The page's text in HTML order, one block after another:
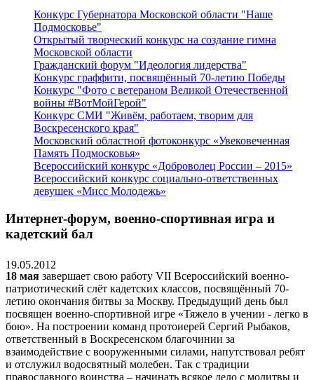
Конкурс Губернатора Московской области "Наше
Подмосковье"
Открытый творческий конкурс на создание гимна
Московской области
Гражданский форум "Идеология лидерства"
Конкурс граффити, посвящённый 70-летию Победы
Конкурс "Фото с ветераном Великой Отечественной
войны #ВотМойГерой"
Конкурс СМИ "Живём, работаем, творим для
Воскресенского края"
Московский областной фотоконкурс «Увековеченная
Память Подмосковья»
Всероссийский конкурс «Доброволец России – 2015»
Всероссийский конкурс социально-ответственных
девушек «Мисс Молодежь»
Интернет-форум, военно-спортивная игра и
кадетский бал
19.05.2012
18 мая завершает свою работу VII Всероссийский военно-
патриотический слёт кадетских классов, посвящённый 70-
летию окончания битвы за Москву. Предыдущий день был
посвящен военно-спортивной игре «Тяжело в учении - легко в
бою». На построении команд протоиерей Сергий Рыбаков,
ответственный в Воскресенском благочинии за
взаимодействие с вооруженными силами, напутствовал ребят
и отслужил водосвятный молебен. Так с традиции
православного воинства – начинать всякое дело с молитвы и